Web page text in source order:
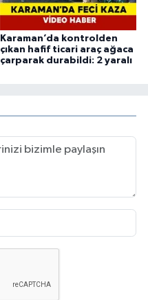
Karaman’da kontrolden
çıkan hafif ticari araç ağaca
çarparak durabildi: 2 yaralı